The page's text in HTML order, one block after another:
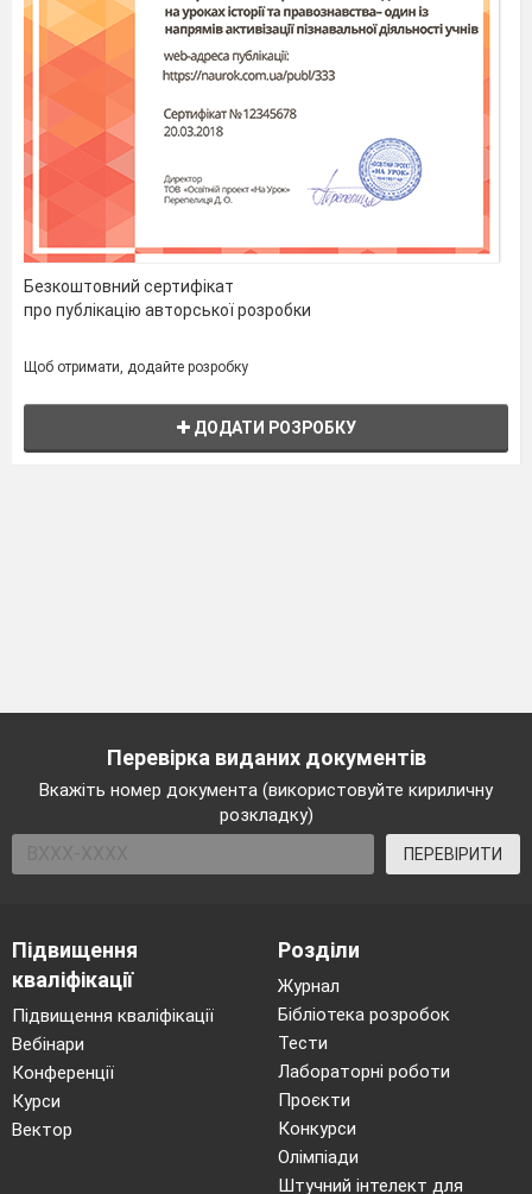
Безкоштовний сертифікат
про публікацію авторської розробки
Щоб отримати, додайте розробку
ДОДАТИ РОЗРОБКУ
Перевірка виданих документів
Вкажіть номер документа (використовуйте кириличну
розкладку)
ПЕРЕВІРИТИ
Підвищення
кваліфікації
Підвищення кваліфікації
Вебінари
Конференції
Курси
Вектор
Розділи
Журнал
Бібліотека розробок
Тести
Лабораторні роботи
Проєкти
Конкурси
Олімпіади
Штучний інтелект для